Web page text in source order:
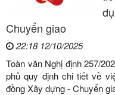
Chuyển giao
22:18 12/10/2025
Toàn văn Nghị định 257/
phủ quy định chi tiết về
đồng Xây dựng - Chuyển